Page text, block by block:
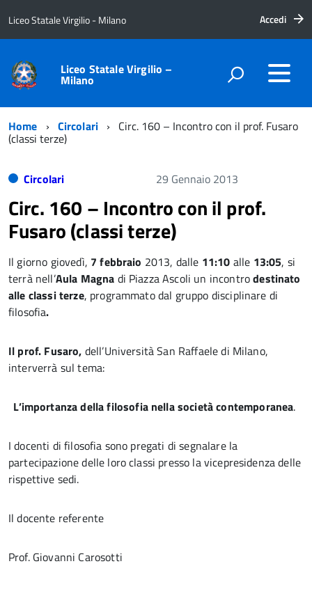
Liceo Statale Virgilio - Milano Accedi
Liceo Statale Virgilio –
Milano
Home Circolari Circ. 160 – Incontro con il prof. Fusaro
(classi terze)
Circolari 29 Gennaio 2013
Circ. 160 – Incontro con il prof.
Fusaro (classi terze)
Il giorno giovedì, 7 febbraio 2013, dalle 11:10 alle 13:05, si
terrà nell’Aula Magna di Piazza Ascoli un incontrodestinato
alle classi terze, programmato dal gruppo disciplinare di
filosofia.
Il prof. Fusaro, dell’Università San Raffaele di Milano,
interverrà sul tema:
L’importanza della filosofia nella società contemporanea.
I docenti di filosofia sono pregati di segnalare la
partecipazione delle loro classi presso la vicepresidenza delle
rispettive sedi.
Il docente referente
Prof. Giovanni Carosotti